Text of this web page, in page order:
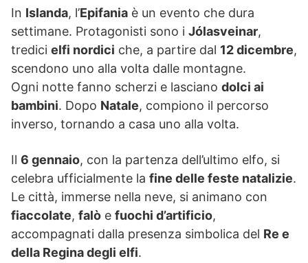
In Islanda, l’Epifania è un evento che dura
settimane. Protagonisti sono i Jólasveinar,
tredici elfi nordici che, a partire dal 12 dicembre,
scendono uno alla volta dalle montagne.
Ogni notte fanno scherzi e lasciano dolci ai
bambini. Dopo Natale, compiono il percorso
inverso, tornando a casa uno alla volta.
Il 6 gennaio, con la partenza dell’ultimo elfo, si
celebra ufficialmente la fine delle feste natalizie.
Le città, immerse nella neve, si animano con
fiaccolate, falò e fuochi d’artificio,
accompagnati dalla presenza simbolica del Re e
della Regina degli elfi.